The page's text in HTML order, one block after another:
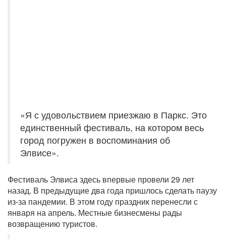
«Я с удовольствием приезжаю в Паркс. Это
единственный фестиваль, на котором весь
город погружен в воспоминания об
Элвисе».
Фестиваль Элвиса здесь впервые провели 29 лет
назад. В предыдущие два года пришлось сделать паузу
из-за пандемии. В этом году праздник перенесли с
января на апрель. Местные бизнесмены рады
возвращению туристов.